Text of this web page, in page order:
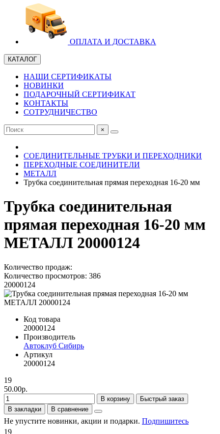
ОПЛАТА И ДОСТАВКА
КАТАЛОГ
НАШИ СЕРТИФИКАТЫ
НОВИНКИ
ПОДАРОЧНЫЙ СЕРТИФИКАТ
КОНТАКТЫ
СОТРУДНИЧЕСТВО
×
СОЕДИНИТЕЛЬНЫЕ ТРУБКИ И ПЕРЕХОДНИКИ
ПЕРЕХОДНЫЕ СОЕДИНИТЕЛИ
МЕТАЛЛ
Трубка соединительная прямая переходная 16-20 мм
Трубка соединительная
прямая переходная 16-20 мм
МЕТАЛЛ 20000124
Количество продаж:
Количество просмотров: 386
20000124
Код товара
20000124
Производитель
Автоклуб Сибирь
Артикул
20000124
19
50.00р.
В корзину
Быстрый заказ
В закладки
В сравнение
Не упустите новинки, акции и подарки. Подпишитесь
19